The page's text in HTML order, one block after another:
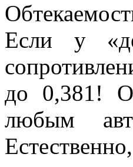
Если у
до 0,381!
любым